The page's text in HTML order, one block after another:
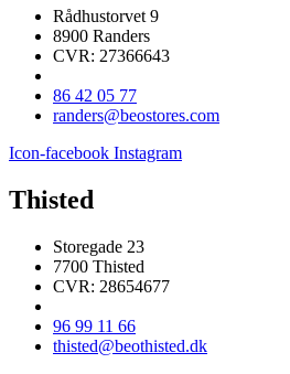
Rådhustorvet 9
8900 Randers
CVR: 27366643
86 42 05 77
randers@beostores.com
Icon-facebook Instagram
Thisted
Storegade 23
7700 Thisted
CVR: 28654677
96 99 11 66
thisted@beothisted.dk